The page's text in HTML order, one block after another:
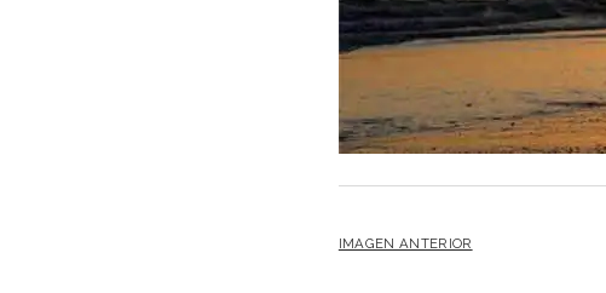
IMAGEN ANTERIOR